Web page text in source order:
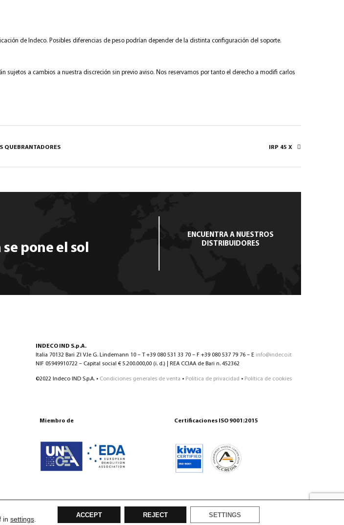
de Indeco. Posibles diferencias de peso podrían depender de la distinta configuración del soporte.
a cambios a nuestra discreción sin previo aviso. Nos reservamos por tanto el derecho a modifi carlos
QUEBRANTADORES IRP 45 X
pone el sol
ENCUENTRA A NUESTROS
DISTRIBUIDORES
INDECO IND S.p.A.
Italia 70132 Bari ZI V.le G. Lindemann 10 – T +39 080 531 33 70 – F +39 080 537 79 76 – E info@indeco.it
NIF 05949910722 – Capital social € 5.200.000,00 (i. d.) | REA CCIAA de Bari n. 452362
©2022 Indeco IND S.p.A. • Condiciones generales de venta • Política de privacidad • Política de cookies
Miembro de Certificaciones ISO 9001:2015
in settings. ACCEPT REJECT SETTINGS